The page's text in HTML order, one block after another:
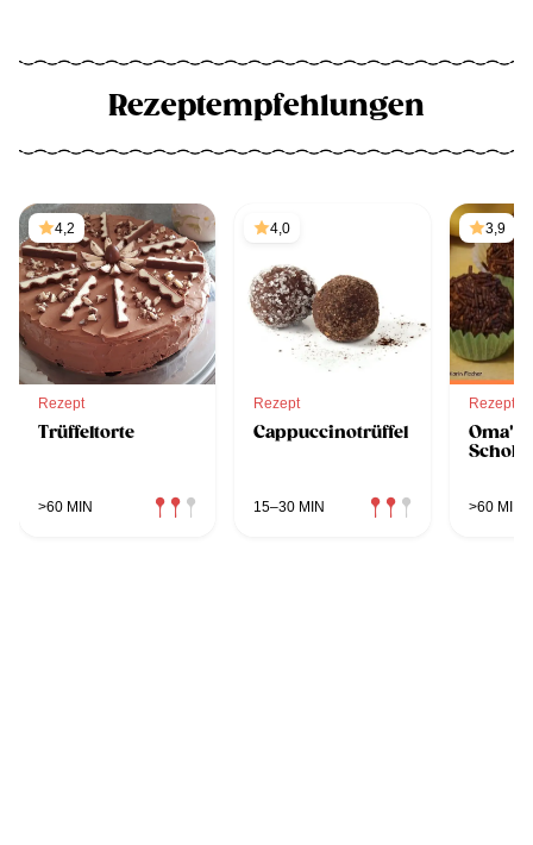
Rezeptempfehlungen
4,2
Rezept
Trüffeltorte
>60 MIN
4,0
Rezept
Cappuccinotrüffel
15–30 MIN
3,9
Rezept
Oma's
>60 MIN